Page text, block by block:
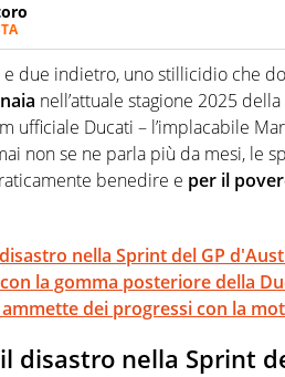
Motorsport ma, più in generale,
il Motor. Dà il meglio di sé
e due indietro, uno stillicidio che
nell’attuale stagione 2025
ufficiale Ducati – l’implacabile
non se ne parla più da mesi, le
benedire e per il
nella Sprint del GP
la gomma posteriore della
dei progressi con la
disastro nella Sprint